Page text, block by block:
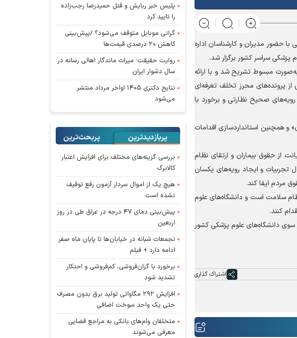
حضور مدیران و کارشناسان اداره
پزشکی سراسر کشور برگزار شد.
مبسوط تشریح شد و با ارائه
پرونده‌های محرز تخلف تعرفه‌ای
صحیح نظارتی و برخورد با
و همچنین استانداردسازی اقدامات
از حقوق بیماران و ارتقای نظام
تجربیات و ایجاد رویه‌های یکسان
مردم ایفا کند.
سلامت است و دانشگاه‌های علوم
کنند.
اضافه به بیماران» از سوی دانشگاه‌های علوم پزشکی کشور
اشتراک گذاری
پلیس خبر ربایش و قتل حمیدرضا رجب‌زاده
را تایید کرد
گرانی موبایل متوقف می‌شود؟ /پیش‌بینی
کاهش ۲۰ درصدی قیمت‌ها
روایت حقیقت؛ میراث ماندگار اهالی رسانه در
سال دشوار ایران
نتایج دکتری ۱۴۰۵ اواخر مرداد منتشر
می‌شود
پربازدیدترین پربحث‌ترین‌
بررسی گزینه‌های مختلف برای افزایش اعتبار
کالابرگ
هیچ یک از اموال سردار آزمون رفع توقیف
نشده است
پیش‌بینی دمای ۴۷ درجه در عراق طی در روز
اربعین
تجمعات شبانه در خیابان‌ها تا پایان ماه صفر
ادامه دارد + فیلم
برخورد با گران‌فروشی، کم‌فروشی و احتکار
تشدید شود
افزایش ۲۹۲ مگاواتی تولید برق بدون مصرف
حتی یک واحد سوخت اضافی
متخلفان وام‌های بانکی به مراجع قضایی
معرفی می‌شوند